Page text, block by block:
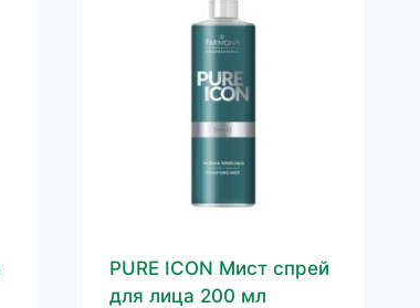
PURE ICON Мист спрей
для лица 200 мл